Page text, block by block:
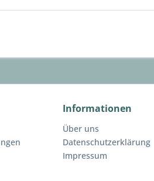
Informationen
Über uns
Datenschutzerklärung
Impressum